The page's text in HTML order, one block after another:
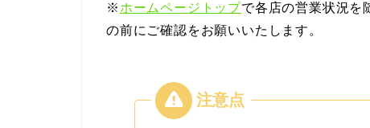
※ ホームページトップで各店の営業状況を
の前にご確認をお願いいたします。